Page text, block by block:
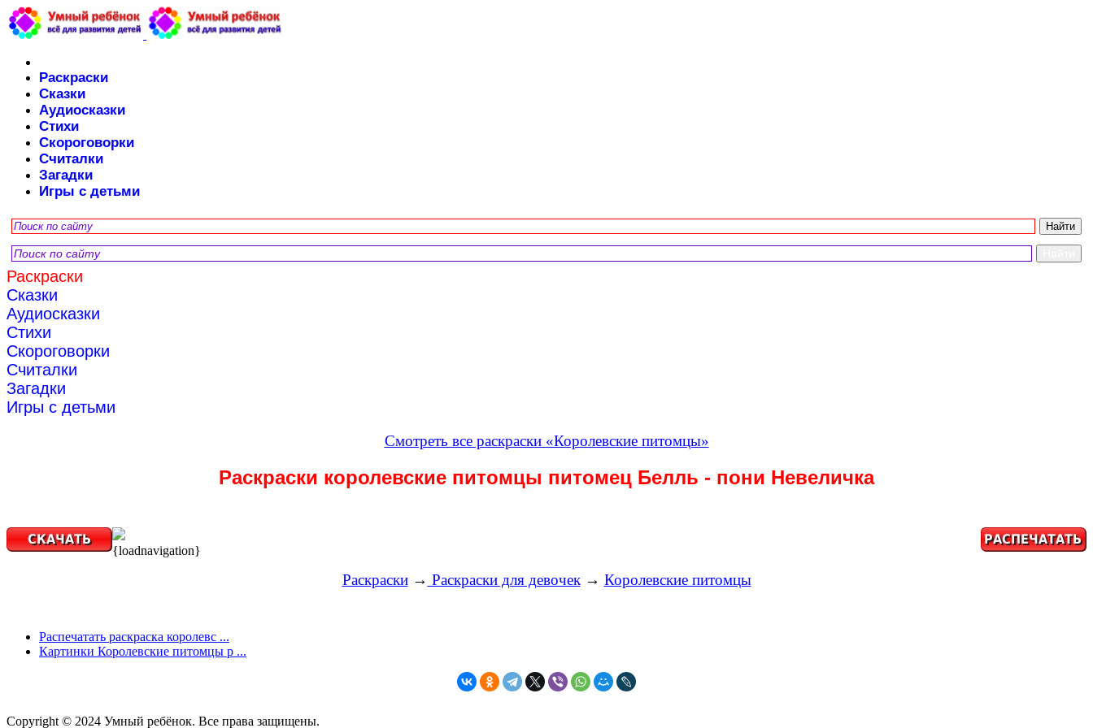
Раскраски
Сказки
Аудиосказки
Стихи
Скороговорки
Считалки
Загадки
Игры с детьми
Раскраски
Сказки
Аудиосказки
Стихи
Скороговорки
Считалки
Загадки
Игры с детьми
Смотреть все раскраски «Королевские питомцы»
Раскраски королевские питомцы питомец Белль - пони Невеличка
{loadnavigation}
Раскраски→ Раскраски для девочек→ Королевские питомцы
Распечатать раскраска королевс ...
Картинки Королевские питомцы р ...
Copyright © 2024 Умный ребёнок. Все права защищены.